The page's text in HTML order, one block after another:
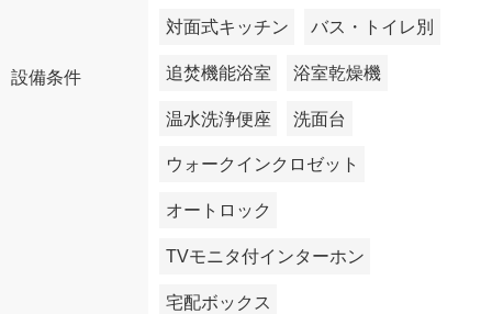
設備条件
対面式キッチン バス・トイレ別
追焚機能浴室 浴室乾燥機
温水洗浄便座 洗面台
ウォークインクロゼット
オートロック
TVモニタ付インターホン
宅配ボックス